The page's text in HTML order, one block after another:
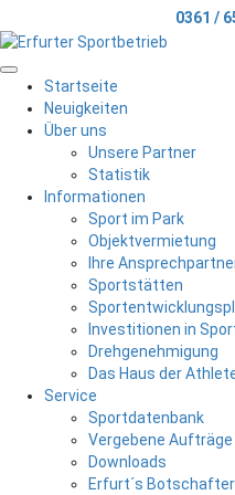
0361 /
MenuStartseite
Neuigkeiten
Über uns
Unsere Partner
Statistik
Informationen
Sport im Park
Objektvermietung
Ihre
Sportstätten
Investitionen in
Drehgenehmigung
Das Haus der
Service
Sportdatenbank
Vergebene Aufträge
Downloads
Erfurt´s